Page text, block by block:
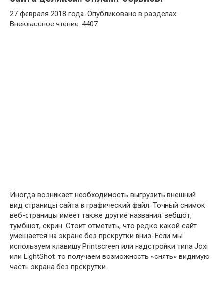
27 февраля 2018 года. Опубликовано в разделах:
Внеклассное чтение. 4407
Иногда возникает необходимость выгрузить внешний
вид страницы сайта в графический файл. Точный снимок
веб-страницы имеет также другие названия: вебшот,
тумбшот, скрин. Стоит отметить, что редко какой сайт
умещается на экране без прокрутки вниз. Если мы
используем клавишу Printscreen или надстройки типа Joxi
или LightShot, то получаем возможность «снять» видимую
часть экрана без прокрутки.